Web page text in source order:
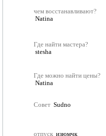
чем восстанавливают?
Natina
Где найти мастера?
stesha
Где можно найти цены?
Natina
Совет Sudno
отпуск изюмчк